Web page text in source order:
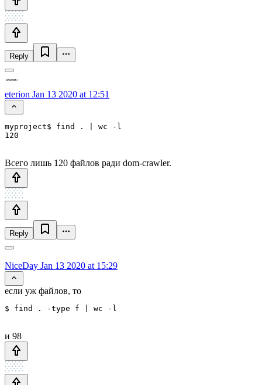
Reply
eterion Jan 13 2020 at 12:51
myproject$ find . | wc -l
Всего лишь 120 файлов ради dom-crawler.
Reply
NiceDay Jan 13 2020 at 15:29
если уж файлов, то
$ find . -type f | wc -l
и 98